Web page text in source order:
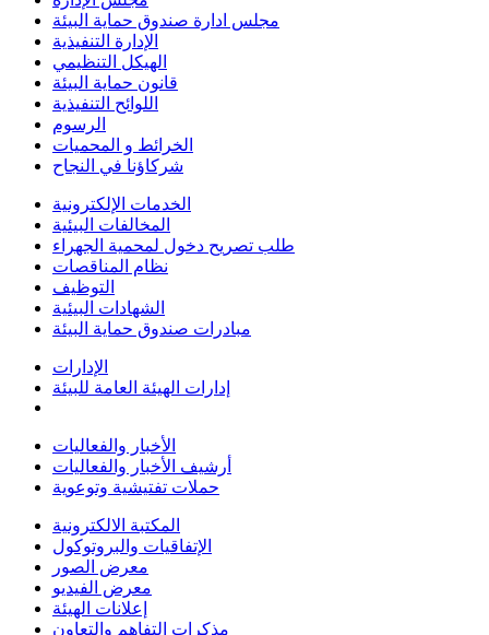
مجلس ادارة صندوق حماية البيئة
الإدارة التنفيذية
الهيكل التنظيمي
قانون حماية البيئة
اللوائح التنفيذية
الرسوم
الخرائط و المحميات
شركاؤنا في النجاح
الخدمات الإلكترونية
المخالفات البيئية
طلب تصريح دخول لمحمية الجهراء
نظام المناقصات
التوظيف
الشهادات البيئية
مبادرات صندوق حماية البيئة
الإدارات
إدارات الهيئة العامة للبيئة
الأخبار والفعاليات
أرشيف الأخبار والفعاليات
حملات تفتيشية وتوعوية
المكتبة الالكترونية
الإتفاقيات والبروتوكول
معرض الصور
معرض الفيديو
إعلانات الهيئة
مذكرات التفاهم والتعاون